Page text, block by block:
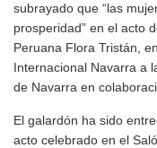
subrayado que “las
prosperidad” en el acto
Peruana Flora Tristán,
Internacional Navarra a
de Navarra en
El galardón ha sido
acto celebrado en el